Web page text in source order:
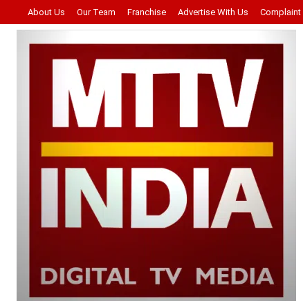
About Us Our Team Franchise Advertise With Us Complaint